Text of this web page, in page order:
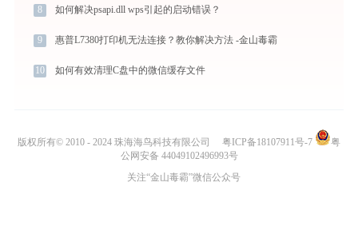
8 如何解决psapi.dll wps引起的启动错误？
9 惠普L7380打印机无法连接？教你解决方法 -金山毒霸
10 如何有效清理C盘中的微信缓存文件
版权所有© 2010 - 2024 珠海海鸟科技有限公司 粤ICP备18107911号-7
粤
公网安备 44049102496993号
关注“金山毒霸”微信公众号